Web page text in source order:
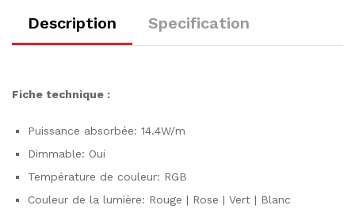
Description Specification
Fiche technique :
Puissance absorbée: 14.4W/m
Dimmable: Oui
Température de couleur: RGB
Couleur de la lumière: Rouge | Rose | Vert | Blanc